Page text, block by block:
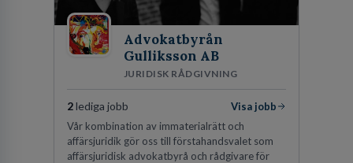
Advokatbyrån
Gulliksson AB
JURIDISK RÅDGIVNING
2lediga jobb
Visa jobb
Vår kombination av immaterialrätt och
affärsjuridik gör oss till förstahandsvalet som
affärsjuridisk advokatbyrå och rådgivare för